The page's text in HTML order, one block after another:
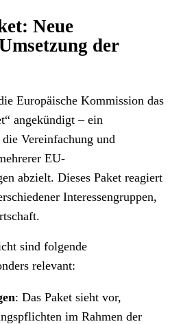
Neue
der
Europäische Kommission das
angekündigt – ein
Vereinfachung und
EU-
abzielt. Dieses Paket reagiert
Interessengruppen,
sind folgende
relevant:
: Das Paket sieht vor,
im Rahmen der